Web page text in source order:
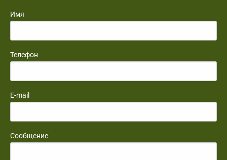
Имя
Телефон
E-mail
Сообщение